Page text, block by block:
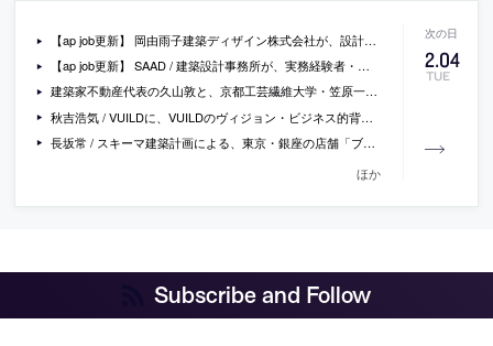
2.04
TUE
【ap job更新】 岡由雨子建築ディザイン株式会社が、設計スタッフ、BIMオペレーター、秘書・広報、設計アシスタントを募集中
【ap job更新】 SAAD / 建築設計事務所が、実務経験者・新卒の設計スタッフ(正社員・業務委託契約)を募集中
建築家不動産代表の久山敦と、京都工芸繊維大学・笠原一人によるトークイベント『「建築家住宅」と「住宅遺産」ーその継承を考えるー』が大阪で開催
秋吉浩気 / VUILDに、VUILDのヴィジョン・ビジネス的背景・プロジェクトの関わり方等を聞いているインタビュー「地域分散型モノづくりがもたらす建築のおおらかさ」
長坂常 / スキーマ建築計画による、東京・銀座の店舗「ブルーボトルコーヒー銀座カフェ」
ほか
Subscribe and Follow